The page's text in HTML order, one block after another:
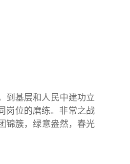
到基层和人民中建功立
岗位的磨练。非常之战
锦簇，绿意盎然，春光